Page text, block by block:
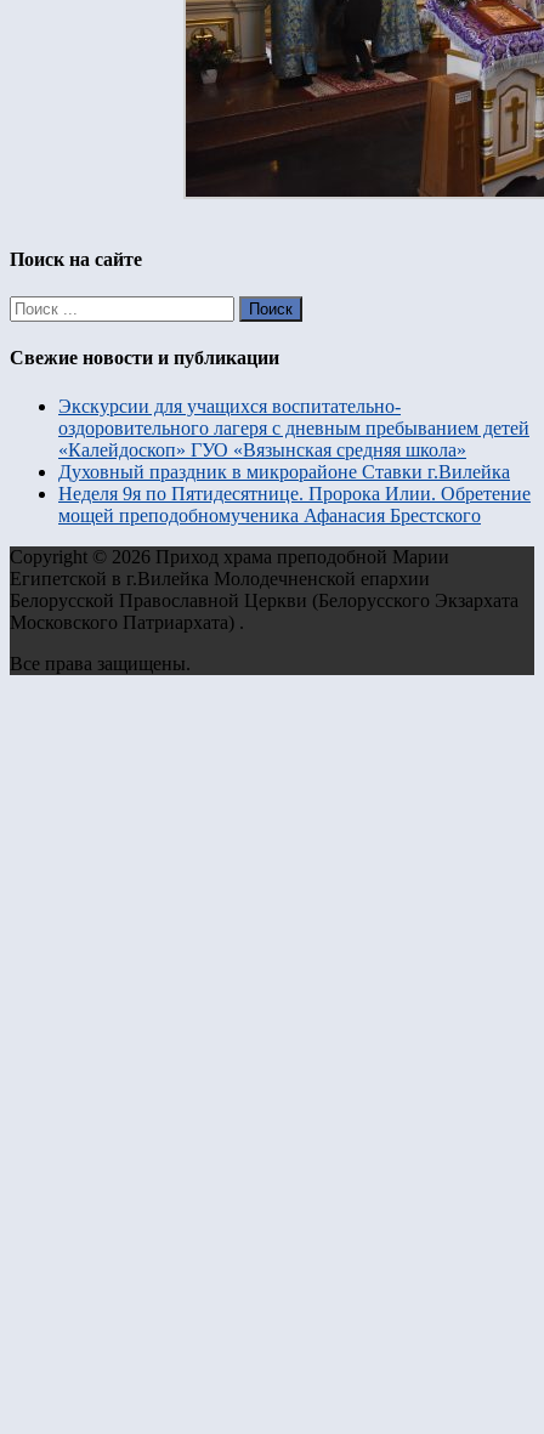
Поиск на сайте
Свежие новости и публикации
Экскурсии для учащихся воспитательно-
оздоровительного лагеря с дневным пребыванием детей
«Калейдоскоп» ГУО «Вязынская средняя школа»
Духовный праздник в микрорайоне Ставки г.Вилейка
Неделя 9я по Пятидесятнице. Пророка Илии. Обретение
мощей преподобномученика Афанасия Брестского
Copyright © 2026 Приход храма преподобной Марии
Египетской в г.Вилейка Молодечненской епархии
Белорусской Православной Церкви (Белорусского Экзархата
Московского Патриархата) .
Все права защищены.